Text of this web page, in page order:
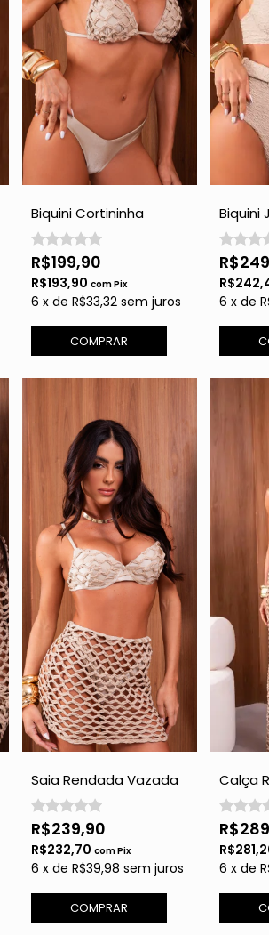
Biquini Cortininha
Rendado - Gold com
Brilho
R$199,90
R$193,90comPix
6 xdeR$33,32 sem juros
COMPRAR
Biquini
Brilho
6 x de
Saia Rendada Vazada
- Gold com Brilho
R$239,90
R$232,70comPix
6 xdeR$39,98 sem juros
COMPRAR
Calça
Brilho
6 x de